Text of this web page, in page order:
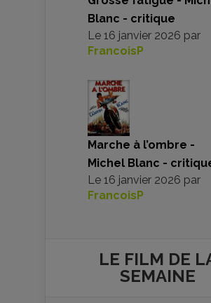
Blanc - critique
Le 16 janvier 2026 par
FrancoisP
Marche à l’ombre -
Michel Blanc -
Le 16 janvier 2026 par
FrancoisP
LE FILM DE
SEMAINE